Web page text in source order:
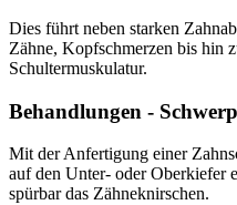
Dies führt neben starken
Zähne, Kopfschmerzen bis hin
Schultermuskulatur.
Behandlungen -
Mit der Anfertigung einer
auf den Unter- oder Oberkiefer
spürbar das Zähneknirschen.